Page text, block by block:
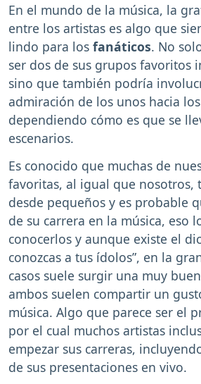
En el mundo de la música, la
entre los artistas es algo que
lindo para los fanáticos. No
ser dos de sus grupos favoritos
sino que también podría
admiración de los unos hacia
dependiendo cómo es que se
escenarios.
Es conocido que muchas de
favoritas, al igual que nosotros,
desde pequeños y es probable
de su carrera en la música, eso
conocerlos y aunque existe el
conozcas a tus ídolos”, en la
casos suele surgir una muy
ambos suelen compartir un
música. Algo que parece ser el
por el cual muchos artistas
empezar sus carreras,
de sus presentaciones en vivo.